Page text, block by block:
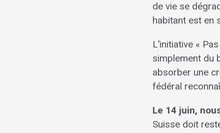
de vie se
habitant est en
L’initiative «
simplement du
absorber une
fédéral
Le 14 juin,
Suisse doit